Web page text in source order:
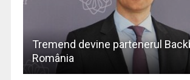
Tremend devine partenerul
România